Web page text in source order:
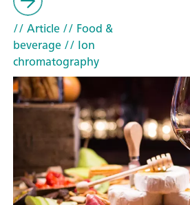
// Article// Food &
beverage// Ion
chromatography